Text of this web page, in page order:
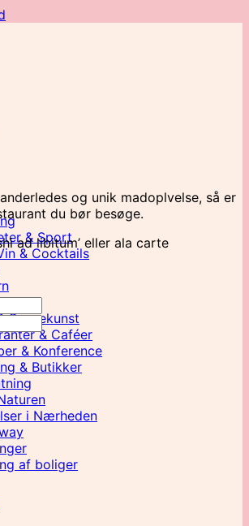
& Sport
& Cocktails
Kultur
Scenekunst
& Caféer
& Konference
& Butikker
i Nærheden
af boliger
og unik madoplvelse, så er
du bør besøge.
ad libitum’ eller ala carte